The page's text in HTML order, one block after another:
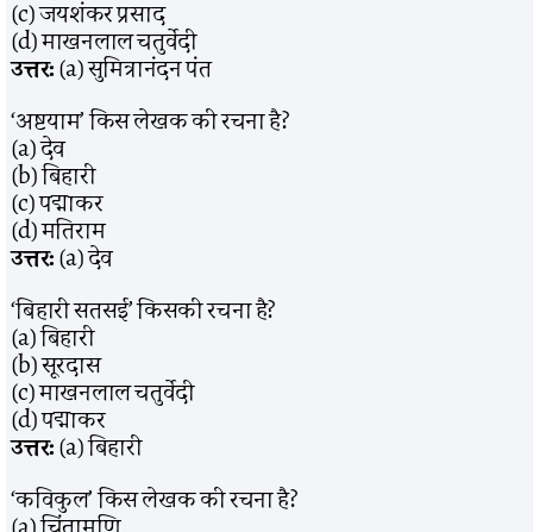
(c) जयशंकर प्रसाद
(d) माखनलाल चतुर्वेदी
उत्तर:(a) सुमित्रानंदन पंत
‘अष्टयाम’ किस लेखक की रचना है?
(a) देव
(b) बिहारी
(c) पद्माकर
(d) मतिराम
उत्तर:(a) देव
‘बिहारी सतसई’ किसकी रचना है?
(a) बिहारी
(b) सूरदास
(c) माखनलाल चतुर्वेदी
(d) पद्माकर
उत्तर:(a) बिहारी
‘कविकुल’ किस लेखक की रचना है?